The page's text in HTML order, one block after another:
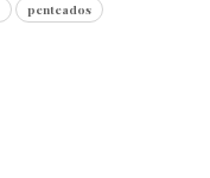
penteados